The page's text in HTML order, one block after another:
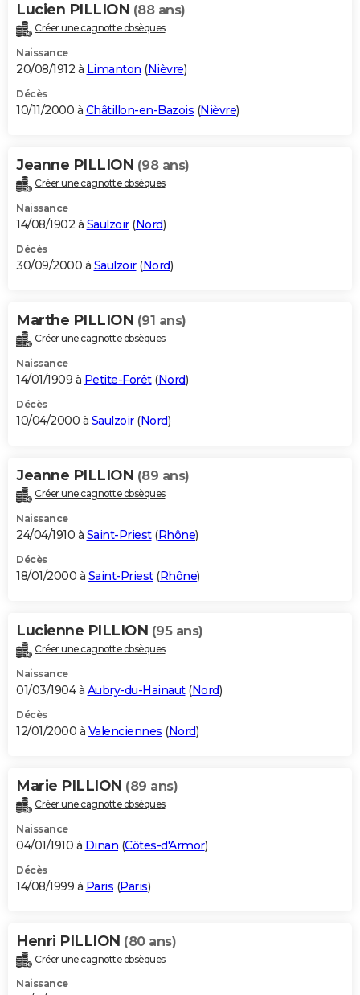
Lucien PILLION (88 ans)
Créer une cagnotte obsèques
Naissance
20/08/1912 à Limanton (Nièvre)
Décès
10/11/2000 à Châtillon-en-Bazois (Nièvre)
Jeanne PILLION (98 ans)
Créer une cagnotte obsèques
Naissance
14/08/1902 à Saulzoir(Nord)
Décès
30/09/2000 à Saulzoir(Nord)
Marthe PILLION (91 ans)
Créer une cagnotte obsèques
Naissance
14/01/1909 à Petite-Forêt(Nord)
Décès
10/04/2000 à Saulzoir(Nord)
Jeanne PILLION (89 ans)
Créer une cagnotte obsèques
Naissance
24/04/1910 à Saint-Priest(Rhône)
Décès
18/01/2000 à Saint-Priest(Rhône)
Lucienne PILLION (95 ans)
Créer une cagnotte obsèques
Naissance
01/03/1904 à Aubry-du-Hainaut(Nord)
Décès
12/01/2000 à Valenciennes (Nord)
Marie PILLION (89 ans)
Créer une cagnotte obsèques
Naissance
04/01/1910 à Dinan (Côtes-d'Armor)
Décès
14/08/1999 à Paris (Paris)
Henri PILLION (80 ans)
Créer une cagnotte obsèques
Naissance